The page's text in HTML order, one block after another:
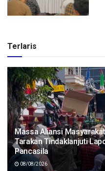
Terlaris
Massa Aliansi
Tarakan Tindaklanjuti
Pancasila
08/08/2026